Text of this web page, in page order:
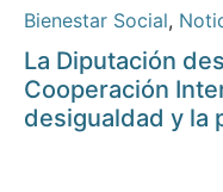
Bienestar Social,
La Diputación
Cooperación
desigualdad y la